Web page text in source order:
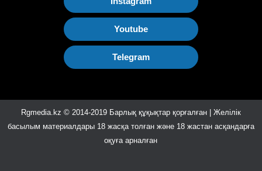
Youtube
Telegram
Rgmedia.kz © 2014-2019 Барлық құқықтар қорғалған | Желілік
басылым материалдары 18 жасқа толған және 18 жастан асқандарға
оқуға арналған